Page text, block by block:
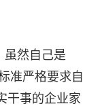
虽然自己是
准严格要求自
干事的企业家